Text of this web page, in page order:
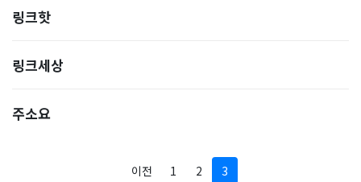
링크핫
링크세상
주소요
이전 1 2 3